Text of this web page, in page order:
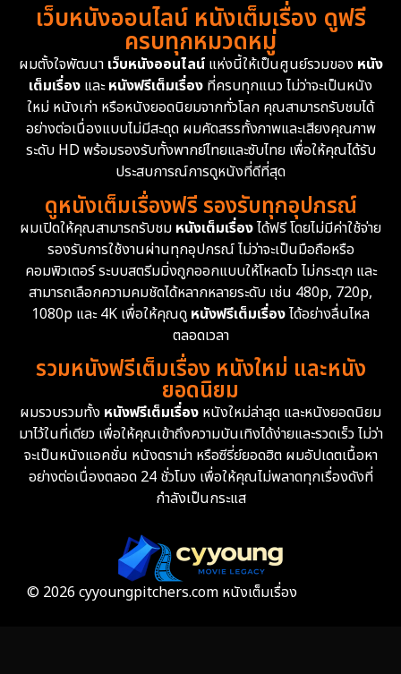
เว็บหนังออนไลน์ หนังเต็มเรื่อง ดูฟรี
ครบทุกหมวดหมู่
ผมตั้งใจพัฒนา เว็บหนังออนไลน์แห่งนี้ให้เป็นศูนย์รวมของ หนัง
เต็มเรื่อง และหนังฟรีเต็มเรื่อง ที่ครบทุกแนว ไม่ว่าจะเป็นหนัง
ใหม่ หนังเก่า หรือหนังยอดนิยมจากทั่วโลก คุณสามารถรับชมได้
อย่างต่อเนื่องแบบไม่มีสะดุด ผมคัดสรรทั้งภาพและเสียงคุณภาพ
ระดับ HD พร้อมรองรับทั้งพากย์ไทยและซับไทย เพื่อให้คุณได้รับ
ประสบการณ์การดูหนังที่ดีที่สุด
ดูหนังเต็มเรื่องฟรี รองรับทุกอุปกรณ์
ผมเปิดให้คุณสามารถรับชม หนังเต็มเรื่องได้ฟรี โดยไม่มีค่าใช้จ่าย
รองรับการใช้งานผ่านทุกอุปกรณ์ ไม่ว่าจะเป็นมือถือหรือ
คอมพิวเตอร์ ระบบสตรีมมิ่งถูกออกแบบให้โหลดไว ไม่กระตุก และ
สามารถเลือกความคมชัดได้หลากหลายระดับ เช่น 480p, 720p,
1080p และ 4K เพื่อให้คุณดูหนังฟรีเต็มเรื่องได้อย่างลื่นไหล
ตลอดเวลา
รวมหนังฟรีเต็มเรื่อง หนังใหม่ และหนัง
ยอดนิยม
ผมรวบรวมทั้ง หนังฟรีเต็มเรื่อง หนังใหม่ล่าสุด และหนังยอดนิยม
มาไว้ในที่เดียว เพื่อให้คุณเข้าถึงความบันเทิงได้ง่ายและรวดเร็ว ไม่ว่า
จะเป็นหนังแอคชั่น หนังดราม่า หรือซีรี่ย์ยอดฮิต ผมอัปเดตเนื้อหา
อย่างต่อเนื่องตลอด 24 ชั่วโมง เพื่อให้คุณไม่พลาดทุกเรื่องดังที่
กำลังเป็นกระแส
© 2026 cyyoungpitchers.com หนังเต็มเรื่อง